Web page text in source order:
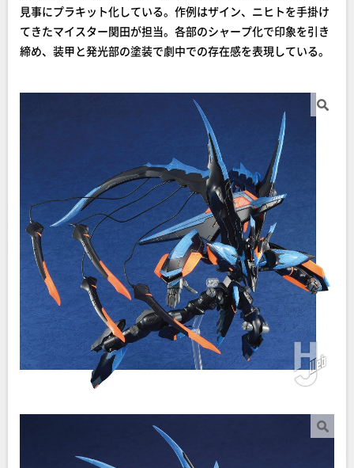
見事にプラキット化している。作例はザイン、ニヒトを手掛け
てきたマイスター関田が担当。各部のシャープ化で印象を引き
締め、装甲と発光部の塗装で劇中での存在感を表現している。